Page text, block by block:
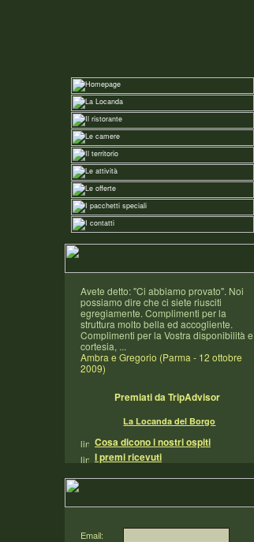
Avete detto: "Ci abbiamo provato". Noi
possiamo dire che ci siete riusciti
egregiamente. Complimenti per la
struttura molto bella ed accogliente.
Complimenti per la Vostra disponibilità e
cortesia, ...
Ambra e Gregorio (Parma - 12 ottobre
2009)
Premiati da TripAdvisor
La Locanda del Borgo
Cosa dicono i nostri ospiti
I premi ricevuti
Email: